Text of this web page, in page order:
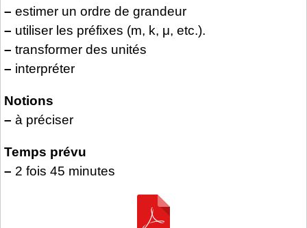
– estimer un ordre de grandeur
– utiliser les préfixes (m, k, μ, etc.).
– transformer des unités
– interpréter
Notions
– à préciser
Temps prévu
– 2 fois 45 minutes